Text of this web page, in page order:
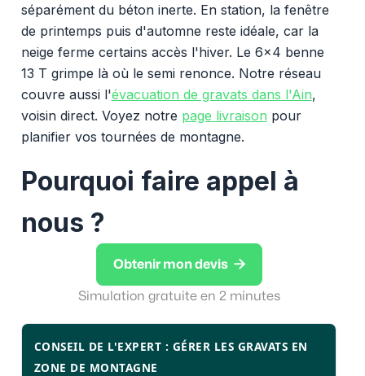
séparément du béton inerte. En station, la fenêtre
de printemps puis d'automne reste idéale, car la
neige ferme certains accès l'hiver. Le 6x4 benne
13 T grimpe là où le semi renonce. Notre réseau
couvre aussi l'évacuation de gravats dans l'Ain,
voisin direct. Voyez notre page livraison pour
planifier vos tournées de montagne.
Pourquoi faire appel à
nous ?
Obtenir mon devis 
Simulation gratuite en 2 minutes
CONSEIL DE L'EXPERT : GÉRER LES GRAVATS EN
ZONE DE MONTAGNE